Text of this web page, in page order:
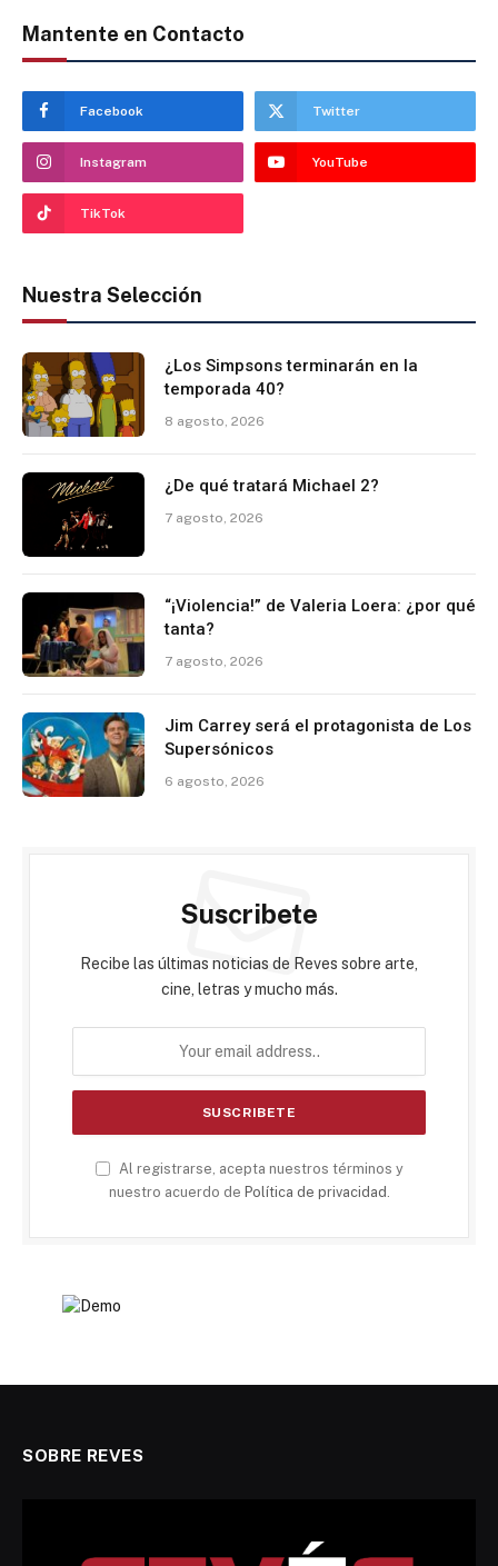
Mantente en Contacto
Facebook Twitter
Instagram YouTube
TikTok
Nuestra Selección
¿Los Simpsons terminarán en la
temporada 40?
8 agosto, 2026
¿De qué tratará Michael 2?
7 agosto, 2026
“¡Violencia!” de Valeria Loera: ¿por qué
tanta?
7 agosto, 2026
Jim Carrey será el protagonista de Los
Supersónicos
6 agosto, 2026
Suscribete
Recibe las últimas noticias de Reves sobre arte,
cine, letras y mucho más.
Al registrarse, acepta nuestros términos y
nuestro acuerdo de Política de privacidad .
SOBRE REVES